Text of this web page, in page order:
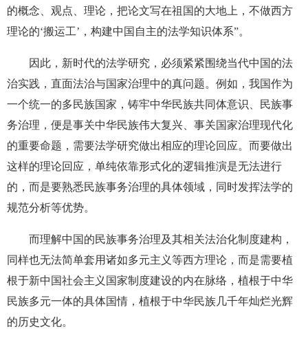
的概念、观点、理论，把论文写在祖国的大地上，不做西方
理论的‘搬运工’ ，构建中国自主的法学知识体系”。
因此，新时代的法学研究，必须紧紧围绕当代中国的法
治实践，直面法治与国家治理中的真问题。例如，我国作为
一个统一的多民族国家，铸牢中华民族共同体意识、民族事
务治理，便是事关中华民族伟大复兴、事关国家治理现代化
的重要命题，需要法学研究做出相应的理论回应。而要做出
这样的理论回应，单纯依靠形式化的逻辑推演是无法进行
的，而是要熟悉民族事务治理的具体领域，同时发挥法学的
规范分析等优势。
而理解中国的民族事务治理及其相关法治化制度建构，
同样也无法简单套用诸如多元主义等西方理论，而是需要植
根于新中国社会主义国家制度建设的内在脉络，植根于中华
民族多元一体的具体国情，植根于中华民族几千年灿烂光辉
的历史文化。